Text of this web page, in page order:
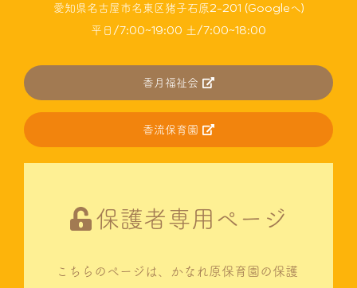
愛知県名古屋市名東区猪子石原2-201 (Googleへ)
平日/7:00~19:00 土/7:00~18:00
香月福祉会
香流保育園
保護者専用ページ
こちらのページは、かなれ原保育園の保護